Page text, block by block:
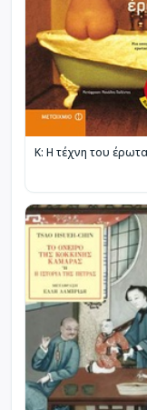
Κ: Η τέχνη του έρωτα